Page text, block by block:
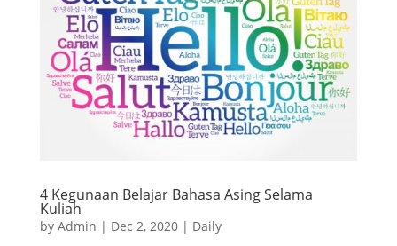
4 Kegunaan Belajar Bahasa Asing Selama
Kuliah
by Admin | Dec 2, 2020| Daily